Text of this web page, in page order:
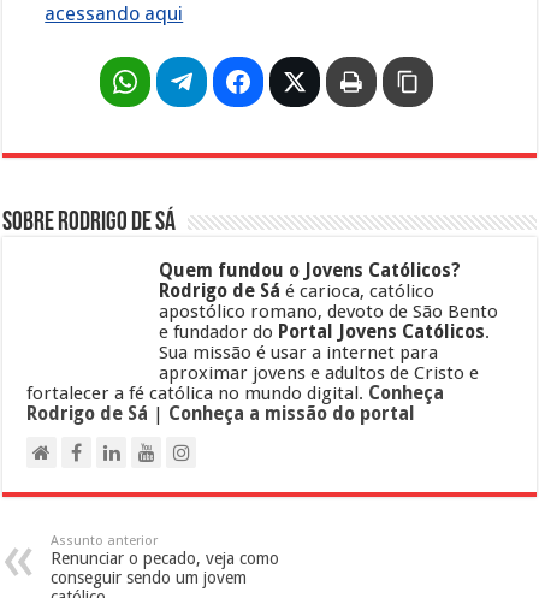
acessando aqui
Sobre Rodrigo de Sá
Quem fundou o Jovens Católicos?
Rodrigo de Sá é carioca, católico
apostólico romano, devoto de São Bento
e fundador do Portal Jovens Católicos.
Sua missão é usar a internet para
aproximar jovens e adultos de Cristo e
fortalecer a fé católica no mundo digital. Conheça
Rodrigo de Sá | Conheça a missão do portal
Assunto anterior
Renunciar o pecado, veja como
conseguir sendo um jovem